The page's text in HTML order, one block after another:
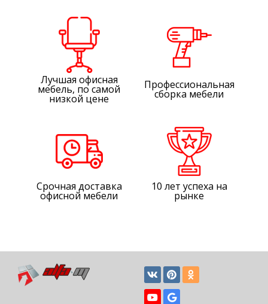
Лучшая офисная
мебель, по самой
низкой цене
Профессиональная
сборка мебели
Срочная доставка
офисной мебели
10 лет успеха на
рынке